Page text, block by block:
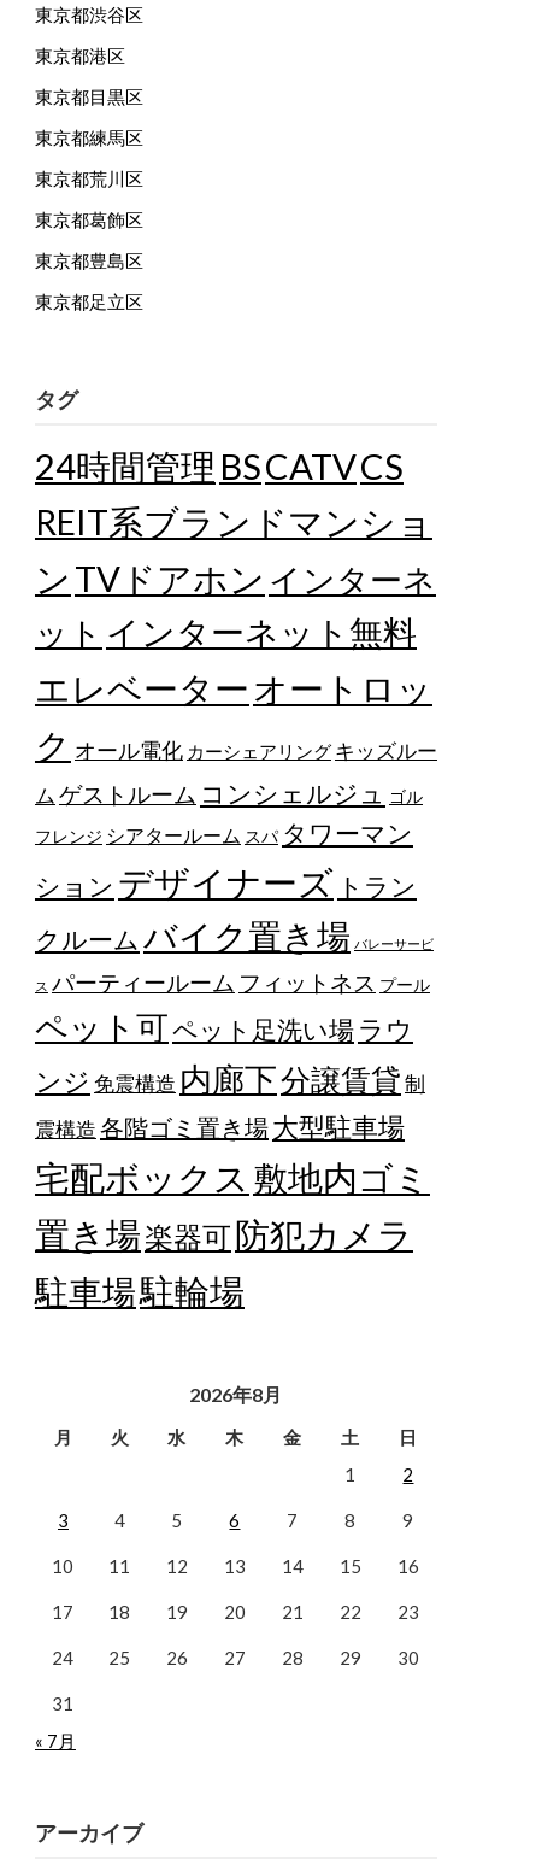
東京都渋谷区
東京都港区
東京都目黒区
東京都練馬区
東京都荒川区
東京都葛飾区
東京都豊島区
東京都足立区
タグ
24時間管理 BSCATVCS
REIT系ブランドマンショ
ン TVドアホン インターネ
ット インターネット無料
エレベーター オートロッ
ク オール電化 カーシェアリング キッズルー
ム ゲストルーム コンシェルジュ
ゴル
フレンジ シアタールーム スパ タワーマン
ション デザイナーズ トラン
クルーム バイク置き場 バレーサービ
ス パーティールーム フィットネス プール
ペット可ペット足洗い場 ラウ
ンジ 免震構造 内廊下分譲賃貸制
震構造各階ゴミ置き場大型駐車場
宅配ボックス 敷地内ゴミ
置き場楽器可防犯カメラ
駐車場駐輪場
2026年8月
月 火 水 木 金 土
日
1
2
3 4 5 6 7 8 9
10 11 12 13 14 15 16
17 18 19 20 21 22 23
24 25 26 27 28 29 30
31
« 7月
アーカイブ